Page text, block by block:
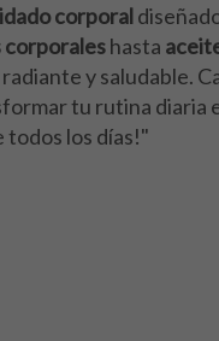
corporal
hasta
y saludable.
tu rutina diaria
todos los días!"